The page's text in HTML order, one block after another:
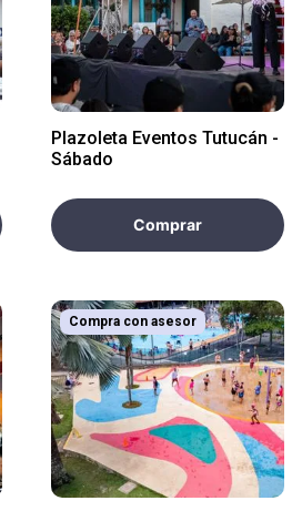
Plazoleta Eventos Tutucán -
Sábado
Comprar
Compra con asesor